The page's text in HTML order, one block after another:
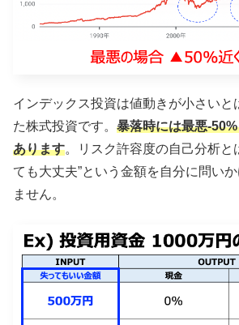
インデックス投資は値動きが小さいと
た株式投資です。 暴落時には最悪-
あります。リスク許容度の自己分析と
ても大丈夫”という金額を自分に問い
ません。